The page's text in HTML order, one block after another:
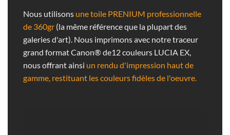
Nous utilisons une toile PRENIUM professionnelle
de 360gr (la même référence que la plupart des
galeries d'art). Nous imprimons avec notre traceur
grand format Canon® de12 couleurs LUCIA EX,
nous offrant ainsi un rendu d'impression haut de
gamme, restituant les couleurs fidèles de l'oeuvre.